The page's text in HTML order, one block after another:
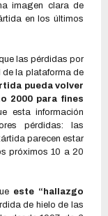
imagen clara de
en los últimos
las pérdidas por
de la plataforma de
pueda volver
2000 para fines
esta información
pérdidas: las
parecen estar
próximos 10 a 20
este “hallazgo
de hielo de las